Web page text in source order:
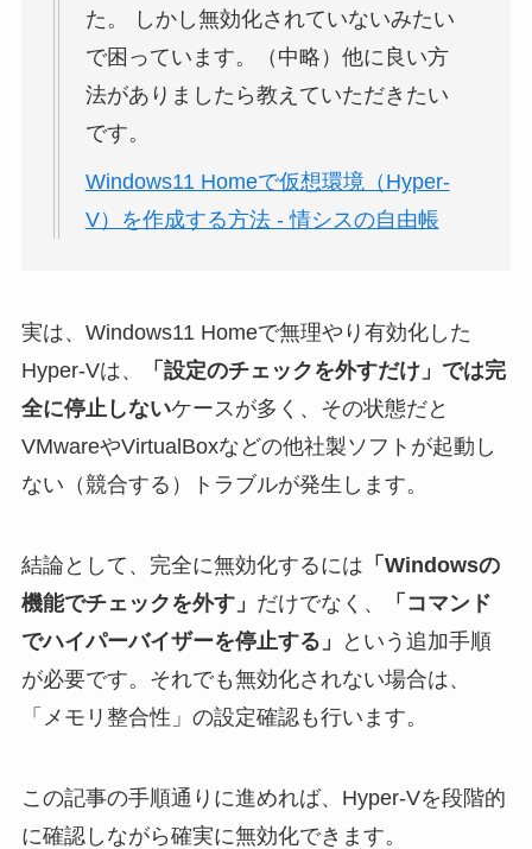
た。 しかし無効化されていないみたい
で困っています。（中略）他に良い方
法がありましたら教えていただきたい
です。
Windows11 Homeで仮想環境（Hyper-
V）を作成する方法 - 情シスの自由帳
実は、Windows11 Homeで無理やり有効化した
Hyper-Vは、
「設定のチェックを外すだけ」では完
全に停止しないケースが多く、その状態だと
VMwareやVirtualBoxなどの他社製ソフトが起動し
ない（競合する）トラブルが発生します。
結論として、完全に無効化するには 「Windowsの
機能でチェックを外す」 だけでなく、
「コマンド
でハイパーバイザーを停止する」
という追加手順
が必要です。それでも無効化されない場合は、
「メモリ整合性」の設定確認も行います。
この記事の手順通りに進めれば、Hyper-Vを段階的
に確認しながら確実に無効化できます。